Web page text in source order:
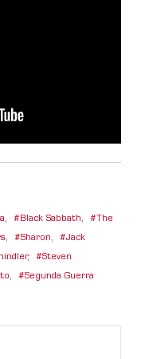
, Black Sabbath, The
, Sharon, Jack
, Steven
, Segunda Guerra